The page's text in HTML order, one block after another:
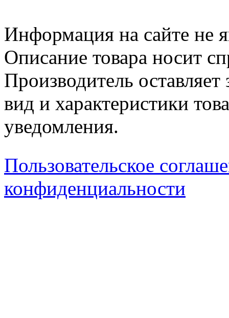
Информация на сайте не
Описание товара носит
Производитель
вид и характеристики
уведомления.
Пользовательское
конфиденциальности